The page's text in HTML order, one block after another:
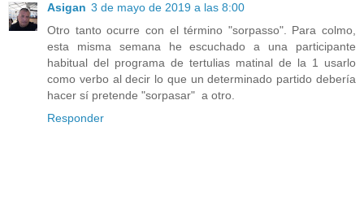
Asigan 3 de mayo de 2019 a las 8:00
Otro tanto ocurre con el término "sorpasso". Para colmo,
esta misma semana he escuchado a una participante
habitual del programa de tertulias matinal de la 1 usarlo
como verbo al decir lo que un determinado partido debería
hacer sí pretende "sorpasar" a otro.
Responder